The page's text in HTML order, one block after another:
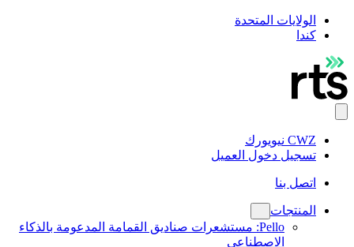
الولايات المتحدة
كندا
CWZ نيويورك
تسجيل دخول العميل
اتصل بنا
المنتجات
Pello: مستشعرات صناديق القمامة المدعومة بالذكاء
الاصطناعي